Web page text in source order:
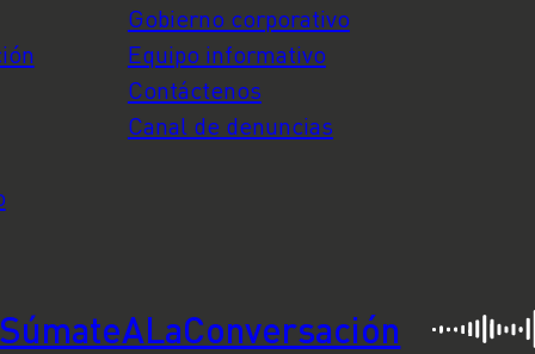
Gobierno corporativo
Equipo informativo
Contáctenos
Canal de denuncias
SúmateALaConversación